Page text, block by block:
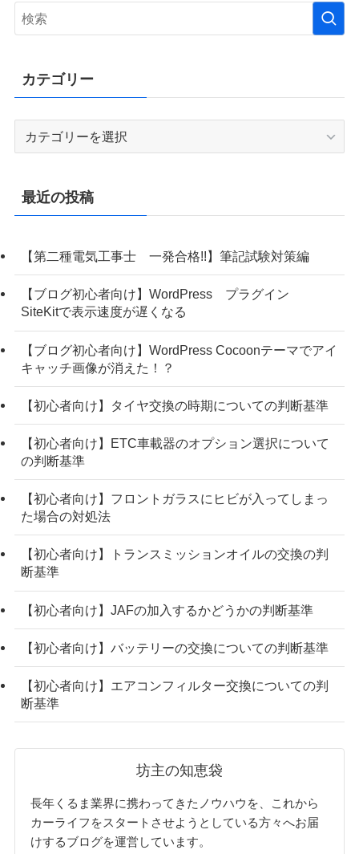
カテゴリー
リ
最近の投稿
【第二種電気工事士 一発合格!!】筆記試験対策編
【ブログ初心者向け】WordPress プラグイン
SiteKitで表示速度が遅くなる
【ブログ初心者向け】WordPress Cocoonテーマでアイ
キャッチ画像が消えた！？
【初心者向け】タイヤ交換の時期についての判断基準
【初心者向け】ETC車載器のオプション選択について
の判断基準
【初心者向け】フロントガラスにヒビが入ってしまっ
た場合の対処法
【初心者向け】トランスミッションオイルの交換の判
断基準
【初心者向け】JAFの加入するかどうかの判断基準
【初心者向け】バッテリーの交換についての判断基準
【初心者向け】エアコンフィルター交換についての判
断基準
坊主の知恵袋
長年くるま業界に携わってきたノウハウを、これから
カーライフをスタートさせようとしている方々へお届
けするブログを運営しています。